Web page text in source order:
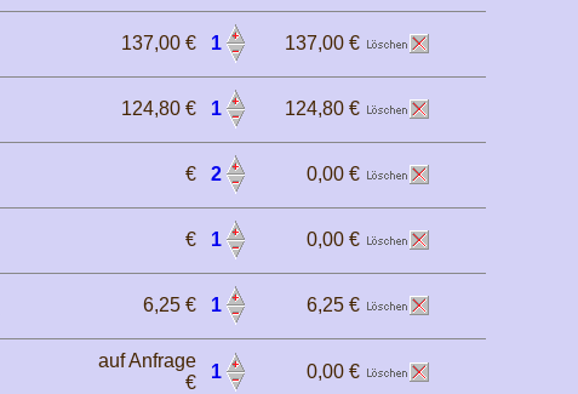
137,00 € 1 137,00 €
124,80 € 1 124,80 €
€ 2 0,00 €
€ 1 0,00 €
6,25 € 1 6,25 €
auf Anfrage
€
1 0,00 €